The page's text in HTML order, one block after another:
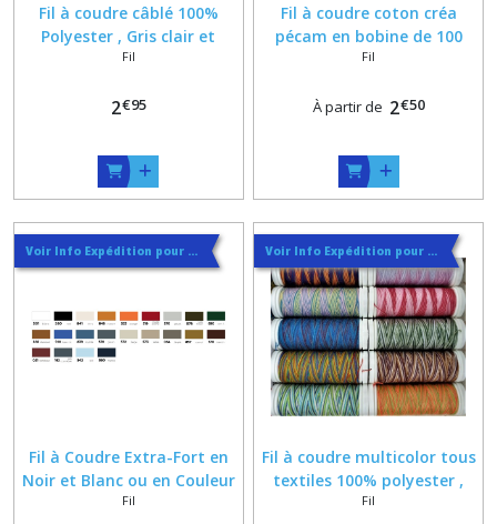
Fil à coudre câblé 100%
Polyester , Gris clair et
foncé , camel , rouille
Fil
2€95
Fil à coudre coton créa
pécam en bobine de 100
mètres
Fil
À partir de 2€50
Voir Info Expédition pour Régler les Frais de Port au Meilleur Prix , En haut d'ecran à Droite
Fil à Coudre Extra-Fort en
Noir et Blanc ou en Couleur
Fil
Voir Info Expédition pour Régler les Frais de Port au Meilleur Prix , En haut d'ecran à Droite
Fil à coudre multicolor tous
textiles 100% polyester ,
bobine de 150 mètres
Fil